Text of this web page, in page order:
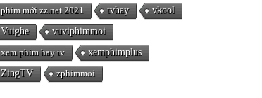
phim mới zz.net 2021 tvhay
vkool
Vuighe
vuviphimmoi
xem phim hay tv
xemphimplus
ZingTV
zphimmoi